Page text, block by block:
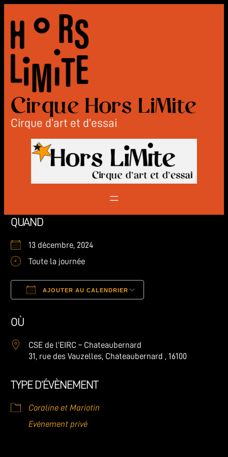
au
contenu
Cirque Hors LiMite
Cirque d’art et d’essai
QUAND
13 décembre, 2024
Toute la journée
AJOUTER AU CALENDRIER
OÙ
CSE de l’EIRC – Chateaubernard
31, rue des Vauzelles, Chateaubernard , 16100
TYPE D’ÉVÈNEMENT
Coraline et Mariotin
Evènement privé